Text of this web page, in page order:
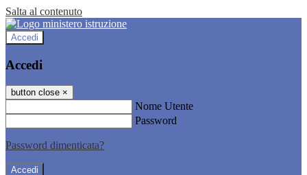
Salta al contenuto
Accedi
Accedi
button close ×
Nome Utente
Password
Password dimenticata?